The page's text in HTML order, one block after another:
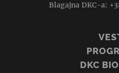
Blagajna DKC-a:
DKC